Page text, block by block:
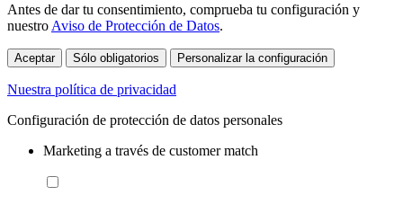
Antes de dar tu consentimiento, comprueba tu configuración y
nuestro Aviso de Protección de Datos.
Aceptar Sólo obligatorios Personalizar la configuración
Nuestra política de privacidad
Configuración de protección de datos personales
Marketing a través de customer match